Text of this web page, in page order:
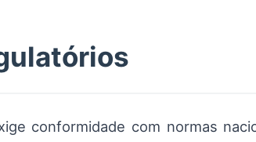
conformidade com normas